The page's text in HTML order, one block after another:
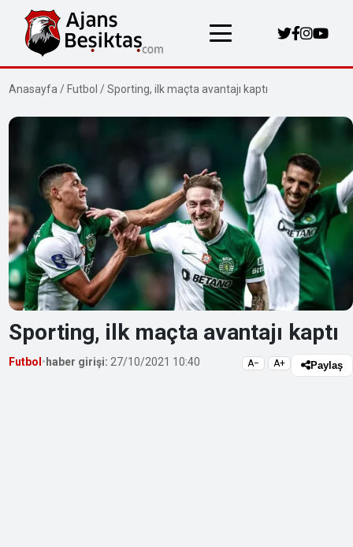
Anasayfa / Futbol /Sporting, ilk maçta avantajı kaptı
Sporting, ilk maçta avantajı kaptı
Futbol • haber girişi: 27/10/2021 10:40 A− A+ Paylaş